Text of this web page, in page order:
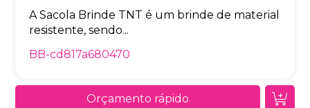
A Sacola Brinde TNT é um brinde de material
resistente, sendo...
BB-cd817a680470
Orçamento rápido